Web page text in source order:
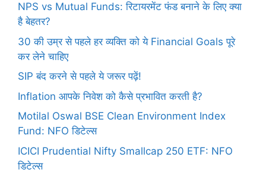
NPS vs Mutual Funds: रिटायरमेंट फंड बनाने के लिए क्या
है बेहतर?
30 की उम्र से पहले हर व्यक्ति को ये Financial Goals पूरे
कर लेने चाहिए
SIP बंद करने से पहले ये जरूर पढ़ें!
Inflation आपके निवेश को कैसे प्रभावित करती है?
Motilal Oswal BSE Clean Environment Index
Fund: NFO डिटेल्स
ICICI Prudential Nifty Smallcap 250 ETF: NFO
डिटेल्स